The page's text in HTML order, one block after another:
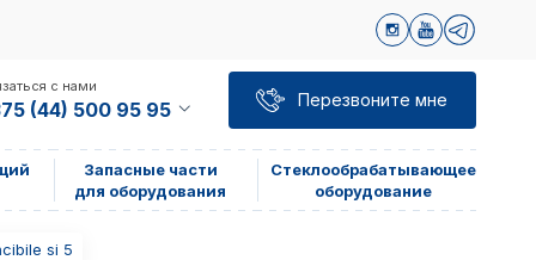
с нами
(44) 500 95 95 Перезвоните мне
Запасные части
для оборудования
Стеклообрабатывающее
оборудование
si 5